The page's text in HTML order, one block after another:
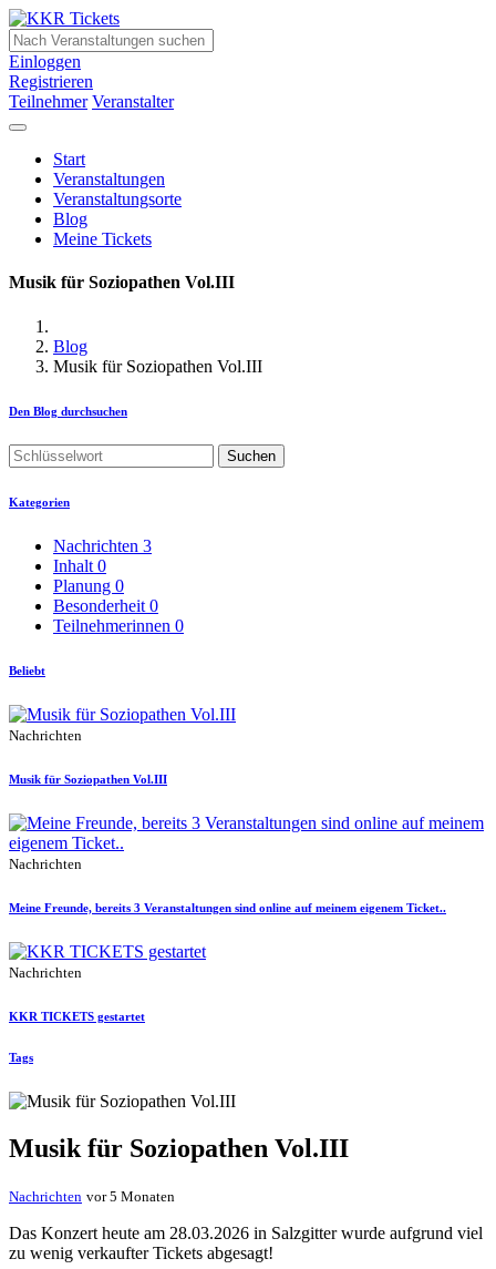
Einloggen
Registrieren
Teilnehmer Veranstalter
Start
Veranstaltungen
Veranstaltungsorte
Blog
Meine Tickets
Musik für Soziopathen Vol.III
Blog
Musik für Soziopathen Vol.III
Den Blog durchsuchen
Suchen
Kategorien
Nachrichten 3
Inhalt0
Planung 0
Besonderheit0
Teilnehmerinnen 0
Beliebt
Nachrichten
Musik für Soziopathen Vol.III
Nachrichten
Meine Freunde, bereits 3 Veranstaltungen sind online auf meinem eigenem Ticket..
Nachrichten
KKR TICKETS gestartet
Tags
Musik für Soziopathen Vol.III
Nachrichten vor 5 Monaten
Das Konzert heute am 28.03.2026 in Salzgitter wurde aufgrund viel
zu wenig verkaufter Tickets abgesagt!